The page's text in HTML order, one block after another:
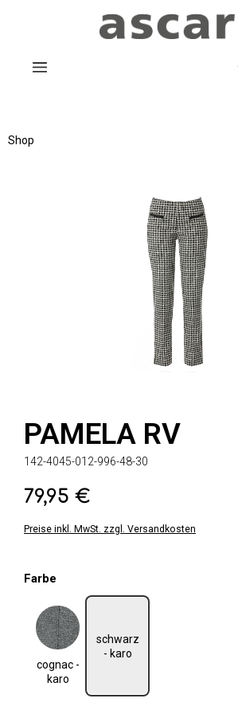
Zum Hauptinhalt springen
Shop
PAMELA RV
142-4045-012-996-48-30
Regulärer Preis:
79,95 €
Preise inkl. MwSt. zzgl. Versandkosten
Farbe
cognac -
karo
cognac - karo
schwarz
- karo